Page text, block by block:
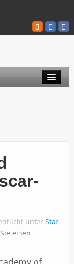
unter Star
einen
of